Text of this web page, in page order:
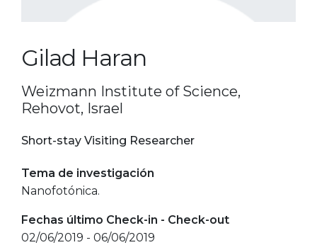
Gilad Haran
Weizmann Institute of Science,
Rehovot, Israel
Short-stay Visiting Researcher
Tema de investigación
Nanofotónica.
Fechas último Check-in - Check-out
02/06/2019 - 06/06/2019